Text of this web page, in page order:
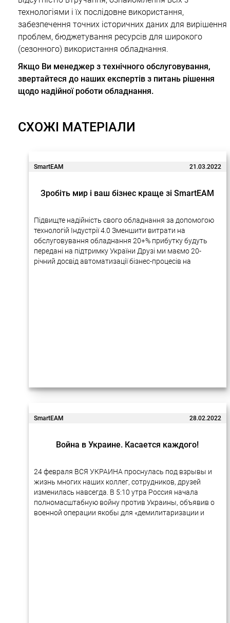
технологіями і їх послідовне використання,
забезпечення точних історичних даних для вирішення
проблем, бюджетування ресурсів для широкого
(сезонного) використання обладнання.
Якщо Ви менеджер з технічного обслуговування,
звертайтеся до наших експертів з питань рішення
щодо надійної роботи обладнання.
СХОЖІ МАТЕРІАЛИ
SmartEAM 21.03.2022
Зробіть мир і ваш бізнес краще зі SmartEAM
Підвищте надійність свого обладнання за допомогою
технологій Індустрії 4.0 Зменшити витрати на
обслуговування обладнання 20+% прибутку будуть
передані на підтримку України Друзі ми маємо 20-
річний досвід автоматизації бізнес-процесів на
SmartEAM 28.02.2022
Война в Украине. Касается каждого!
24 февраля ВСЯ УКРАИНА проснулась под взрывы и
жизнь многих наших коллег, сотрудников, друзей
изменилась навсегда. В 5:10 утра Россия начала
полномасштабную войну против Украины, объявив о
военной операции якобы для «демилитаризации и